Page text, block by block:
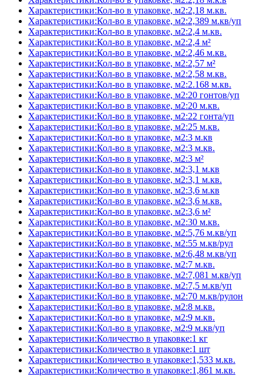
Характеристики:Кол-во в упаковке, м2:2,18 м.кв.
Характеристики:Кол-во в упаковке, м2:2,389 м.кв/уп
Характеристики:Кол-во в упаковке, м2:2,4 м.кв.
Характеристики:Кол-во в упаковке, м2:2,4 м²
Характеристики:Кол-во в упаковке, м2:2,46 м.кв.
Характеристики:Кол-во в упаковке, м2:2,57 м²
Характеристики:Кол-во в упаковке, м2:2,58 м.кв.
Характеристики:Кол-во в упаковке, м2:2.168 м.кв.
Характеристики:Кол-во в упаковке, м2:20 гонтов/уп
Характеристики:Кол-во в упаковке, м2:20 м.кв.
Характеристики:Кол-во в упаковке, м2:22 гонта/уп
Характеристики:Кол-во в упаковке, м2:25 м.кв.
Характеристики:Кол-во в упаковке, м2:3 м.кв
Характеристики:Кол-во в упаковке, м2:3 м.кв.
Характеристики:Кол-во в упаковке, м2:3 м²
Характеристики:Кол-во в упаковке, м2:3,1 м.кв
Характеристики:Кол-во в упаковке, м2:3,1 м.кв.
Характеристики:Кол-во в упаковке, м2:3,6 м.кв
Характеристики:Кол-во в упаковке, м2:3,6 м.кв.
Характеристики:Кол-во в упаковке, м2:3,6 м²
Характеристики:Кол-во в упаковке, м2:30 м.кв.
Характеристики:Кол-во в упаковке, м2:5,76 м.кв/уп
Характеристики:Кол-во в упаковке, м2:55 м.кв/рул
Характеристики:Кол-во в упаковке, м2:6,48 м.кв/уп
Характеристики:Кол-во в упаковке, м2:7 м.кв.
Характеристики:Кол-во в упаковке, м2:7,081 м.кв/уп
Характеристики:Кол-во в упаковке, м2:7,5 м.кв/уп
Характеристики:Кол-во в упаковке, м2:70 м.кв/рулон
Характеристики:Кол-во в упаковке, м2:8 м.кв.
Характеристики:Кол-во в упаковке, м2:9 м.кв.
Характеристики:Кол-во в упаковке, м2:9 м.кв/уп
Характеристики:Количество в упаковке:1 кг
Характеристики:Количество в упаковке:1 шт
Характеристики:Количество в упаковке:1,533 м.кв.
Характеристики:Количество в упаковке:1,861 м.кв.